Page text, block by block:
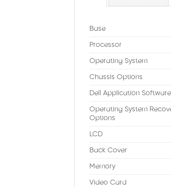
Base
Processor
Operating System
Chassis Options
Dell Application Software
Operating System
Options
LCD
Back Cover
Memory
Video Card